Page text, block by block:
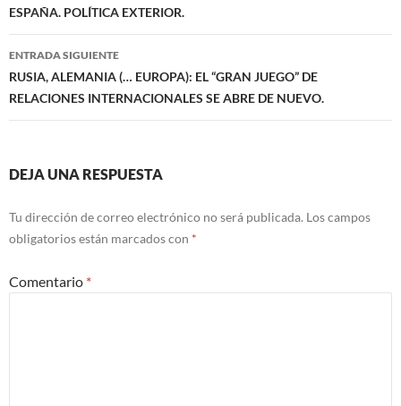
de
entradas
ESPAÑA. POLÍTICA EXTERIOR.
ENTRADA SIGUIENTE
RUSIA, ALEMANIA (… EUROPA): EL “GRAN JUEGO” DE
RELACIONES INTERNACIONALES SE ABRE DE NUEVO.
DEJA UNA RESPUESTA
Tu dirección de correo electrónico no será publicada. Los campos
obligatorios están marcados con *
Comentario *